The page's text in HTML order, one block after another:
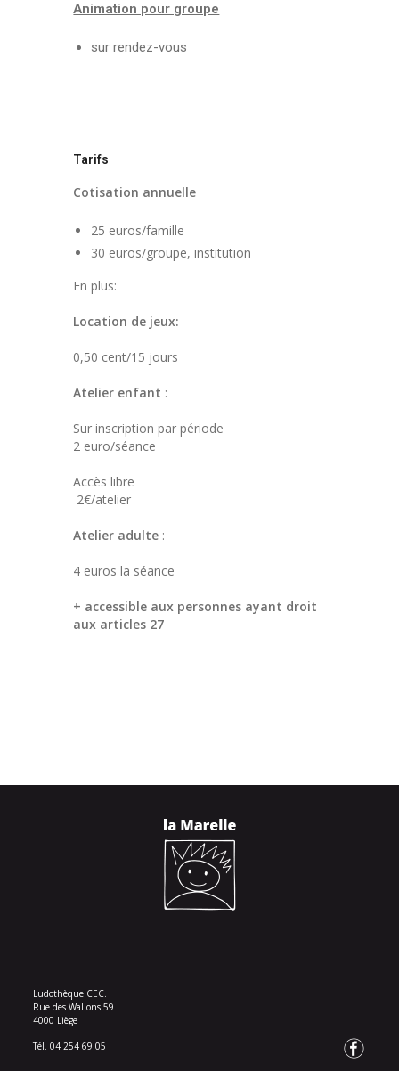
Animation pour groupe
sur rendez-vous
Tarifs
Cotisation annuelle
25 euros/famille
30 euros/groupe, institution
En plus:
Location de jeux:
0,50 cent/15 jours
Atelier enfant :
Sur inscription par période
2 euro/séance
Accès libre
2€/atelier
Atelier adulte :
4 euros la séance
+ accessible aux personnes ayant droit
aux articles 27
Ludothèque CEC.
Rue des Wallons 59
4000 Liège
Tél. 04 254 69 05